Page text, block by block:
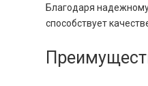
Благодаря
способствует